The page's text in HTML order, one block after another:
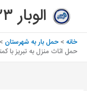
محتوا
الوبار ۰۲۱۴۰۳۳۳۷۲۳
خانه
حمل بار به شهرستان
حمل اثاث منزل به تبریز با